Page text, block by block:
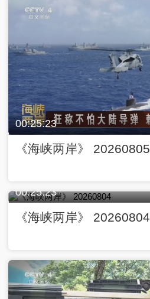
00:25:23
《海峡两岸》 20260805
00:25:23
《海峡两岸》 20260804